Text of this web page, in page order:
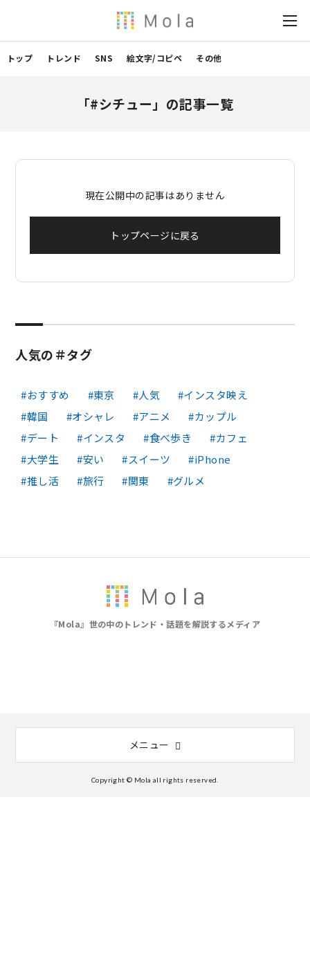
トップ トレンド SNS 絵文字/コピペ その他
「#シチュー」の記事一覧
現在公開中の記事はありません
トップページに戻る
人気の＃タグ
おすすめ 東京 人気
インスタ映え
韓国
オシャレ アニメ
カップル
デート
インスタ 食べ歩き
カフェ
大学生
安い スイーツ
iPhone
推し活
旅行 関東 グルメ
『Mola』世の中のトレンド・話題を解説するメディア
メニュー
Copyright © Mola all rights reserved.